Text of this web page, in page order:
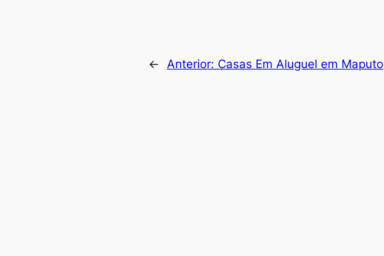
← Anterior: Casas Em Aluguel em Maputo